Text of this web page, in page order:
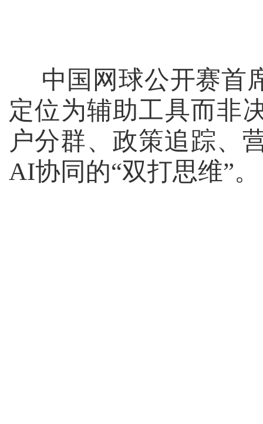
中国网球公开赛首
定位为辅助工具而非
户分群、政策追踪、
AI协同的“双打思维”